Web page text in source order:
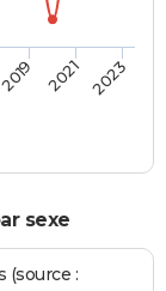
2019 2021 2023
sexe
(source :